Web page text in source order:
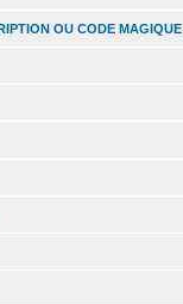
OU CODE MAGIQUE